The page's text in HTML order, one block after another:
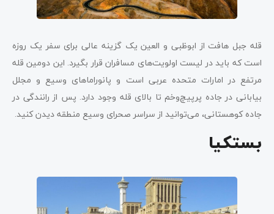
قله جبل هافت از ابوظبی و العین یک گزینه عالی برای سفر یک روزه
است که باید در لیست اولویت­‌های مسافران قرار بگیرد. این دومین قله
مرتفع در امارات متحده عربی است و پانوراماهای وسیع و مجلل
بیابانی در جاده پرپیچ‌وخم تا بالای قله وجود دارد. پس از رانندگی در
جاده کوهستانی، می‌­توانید از سراسر صحرای وسیع منطقه دیدن کنید.
بستکیا